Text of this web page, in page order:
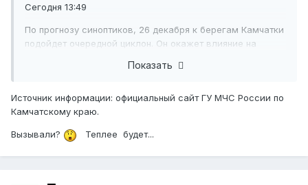
Сегодня 13:49
По прогнозу синоптиков, 26 декабря к берегам Камчатки
подойдет очередной циклон. Он окажет влияние на
округа, а также на Елизовский, Мильковский, Усть-
снежные заносы. Скорость ветра составит 20-25 метров
Показать
Источник информации: официальный сайт ГУ МЧС России по
Камчатскому краю.
Вызывали? Теплее будет...